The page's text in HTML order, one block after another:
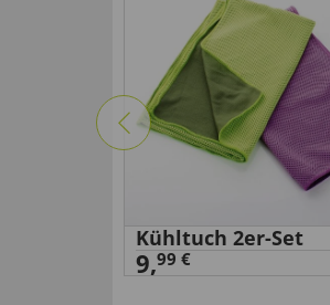
Kühltuch 2er-Set
9,99 €